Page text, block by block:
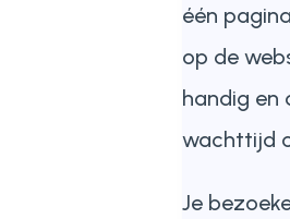
één
op de
handig en
wachttijd
Je